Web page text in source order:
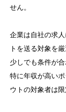
せん。
企業は自社の求
トを送る対象を厳
少しでも条件が
特に年収が高い
ウトの対象者は限